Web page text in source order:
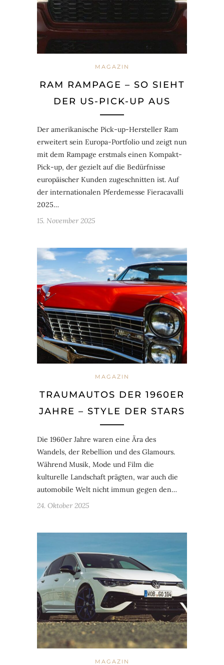
MAGAZIN
RAM RAMPAGE – SO SIEHT
DER US-PICK-UP AUS
Der amerikanische Pick-up-Hersteller Ram
erweitert sein Europa-Portfolio und zeigt nun
mit dem Rampage erstmals einen Kompakt-
Pick-up, der gezielt auf die Bedürfnisse
europäischer Kunden zugeschnitten ist. Auf
der internationalen Pferdemesse Fieracavalli
2025…
15. November 2025
MAGAZIN
TRAUMAUTOS DER 1960ER
JAHRE – STYLE DER STARS
Die 1960er Jahre waren eine Ära des
Wandels, der Rebellion und des Glamours.
Während Musik, Mode und Film die
kulturelle Landschaft prägten, war auch die
automobile Welt nicht immun gegen den…
24. Oktober 2025
MAGAZIN